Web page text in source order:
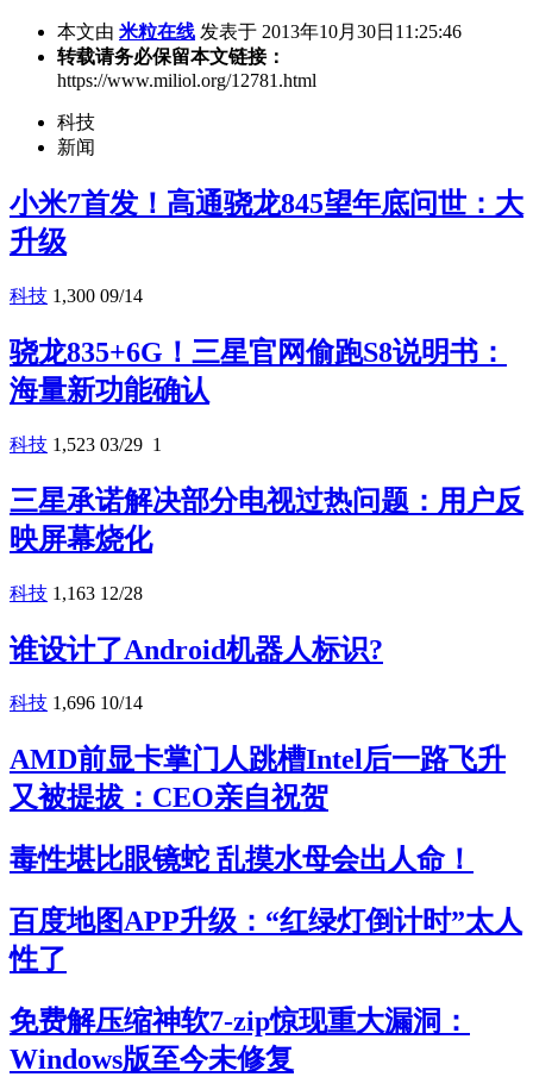
本文由 米粒在线 发表于 2013年10月30日11:25:46
转载请务必保留本文链接：
https://www.miliol.org/12781.html
科技
新闻
小米7首发！高通骁龙845望年底问世：大
升级
科技 1,300 09/14
骁龙835+6G！三星官网偷跑S8说明书：
海量新功能确认
科技 1,523 03/29 1
三星承诺解决部分电视过热问题：用户反
映屏幕烧化
科技 1,163 12/28
谁设计了Android机器人标识?
科技 1,696 10/14
AMD前显卡掌门人跳槽Intel后一路飞升
又被提拔：CEO亲自祝贺
毒性堪比眼镜蛇 乱摸水母会出人命！
百度地图APP升级：“红绿灯倒计时”太人
性了
免费解压缩神软7-zip惊现重大漏洞：
Windows版至今未修复